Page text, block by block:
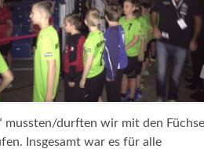
mussten/durften wir mit den
Insgesamt war es für alle